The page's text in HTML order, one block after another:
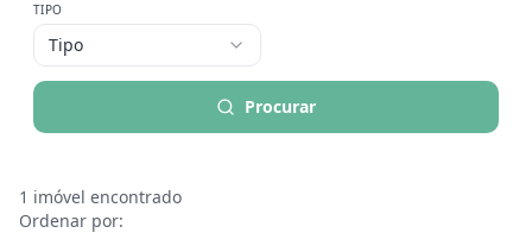
TIPO
Tipo
Procurar
1 imóvel encontrado
Ordenar por: